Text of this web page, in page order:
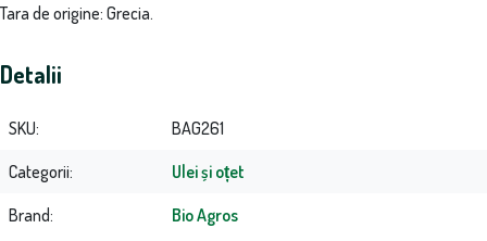
Tara de origine: Grecia.
Detalii
SKU
BAG261
Categorii
Ulei și oțet
Brand
Bio Agros